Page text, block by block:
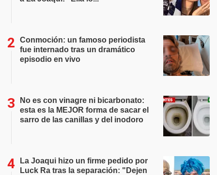
Conmoción: un famoso periodista
fue internado tras un dramático
episodio en vivo
No es con vinagre ni bicarbonato:
esta es la MEJOR forma de sacar el
sarro de las canillas y del inodoro
La Joaqui hizo un firme pedido por
Luck Ra tras la separación: "Dejen